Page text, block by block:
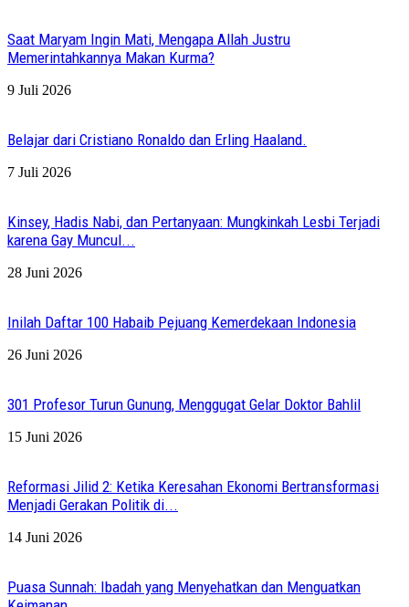
Saat Maryam Ingin Mati, Mengapa Allah Justru
Memerintahkannya Makan Kurma?
9 Juli 2026
Belajar dari Cristiano Ronaldo dan Erling Haaland.
7 Juli 2026
Kinsey, Hadis Nabi, dan Pertanyaan: Mungkinkah Lesbi Terjadi
karena Gay Muncul...
28 Juni 2026
Inilah Daftar 100 Habaib Pejuang Kemerdekaan Indonesia
26 Juni 2026
301 Profesor Turun Gunung, Menggugat Gelar Doktor Bahlil
15 Juni 2026
Reformasi Jilid 2: Ketika Keresahan Ekonomi Bertransformasi
Menjadi Gerakan Politik di...
14 Juni 2026
Puasa Sunnah: Ibadah yang Menyehatkan dan Menguatkan